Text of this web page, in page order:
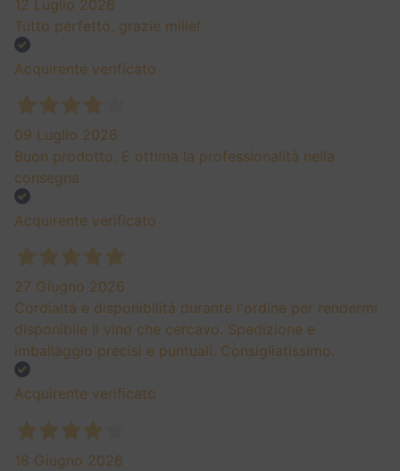
12 Luglio 2026
Tutto perfetto, grazie mille!
Acquirente verificato
09 Luglio 2026
Buon prodotto. E ottima la professionalità nella
consegna
Acquirente verificato
27 Giugno 2026
Cordialtà e disponibilità durante l'ordine per rendermi
disponibile il vino che cercavo. Spedizione e
imballaggio precisi e puntuali. Consigliatissimo.
Acquirente verificato
18 Giugno 2026